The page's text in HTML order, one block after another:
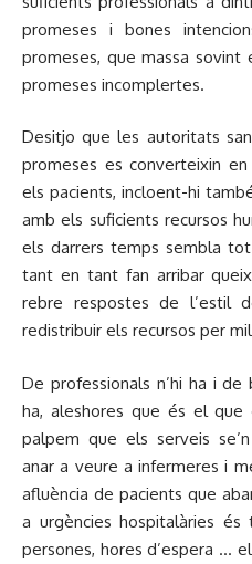
promeses i bones
promeses, que massa sovint
promeses incomplertes.
Desitjo que les autoritats
promeses es converteixin
els pacients, incloent-hi
amb els suficients recursos
els darrers temps sembla
tant en tant fan arribar
rebre respostes de l’estil
redistribuir els recursos per
De professionals n’hi ha i de
ha, aleshores que és el que
palpem que els serveis
anar a veure a infermeres i
afluència de pacients que
a urgències hospitalàries
persones, hores d’espera …